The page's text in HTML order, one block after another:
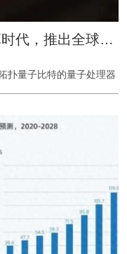
微软先行一步开启量子计算时代，推出全球首款拓扑量子处理器
扑量子比特的量子处理器